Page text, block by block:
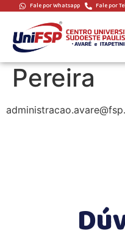
Fale por Whatsapp Fale por
Marcelo
Pereira